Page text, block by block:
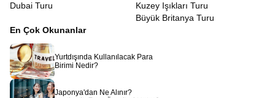
Dubai Turu
Kuzey Işıkları Turu
Büyük Britanya Turu
En Çok Okunanlar
Yurtdışında Kullanılacak Para
Birimi Nedir?
Japonya'dan Ne Alınır?